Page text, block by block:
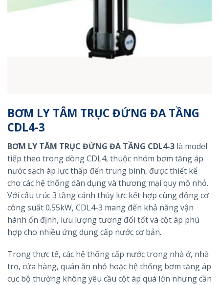
BƠM LY TÂM TRỤC ĐỨNG ĐA TẦNG
CDL4-3
BƠM LY TÂM TRỤC ĐỨNG ĐA TẦNG CDL4-3 là model
tiếp theo trong dòng CDL4, thuộc nhóm bơm tăng áp
nước sạch áp lực thấp đến trung bình, được thiết kế
cho các hệ thống dân dụng và thương mại quy mô nhỏ.
Với cấu trúc 3 tầng cánh thủy lực kết hợp cùng động cơ
công suất 0.55kW, CDL4-3 mang đến khả năng vận
hành ổn định, lưu lượng tương đối tốt và cột áp phù
hợp cho nhiều ứng dụng cấp nước cơ bản.
Trong thực tế, các hệ thống cấp nước trong nhà ở, nhà
trọ, cửa hàng, quán ăn nhỏ hoặc hệ thống bơm tăng áp
cục bộ thường không yêu cầu cột áp quá lớn nhưng cần